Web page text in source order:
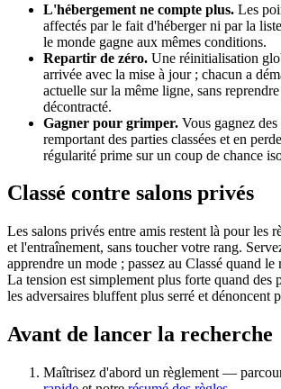
L'hébergement ne compte plus. Les
affectés par le fait d'héberger ni par la
le monde gagne aux mêmes conditions.
Repartir de zéro. Une réinitialisation
arrivée avec la mise à jour ; chacun a
actuelle sur la même ligne, sans
décontracté.
Gagner pour grimper. Vous gagnez
remportant des parties classées et en
régularité prime sur un coup de chance
Classé contre salons privés
Les salons privés entre amis restent là pour les
et l'entraînement, sans toucher votre rang.
apprendre un mode ; passez au Classé quand le
La tension est simplement plus forte quand
les adversaires bluffent plus serré et dénoncent
Avant de lancer la recherche
Maîtrisez d'abord un règlement —